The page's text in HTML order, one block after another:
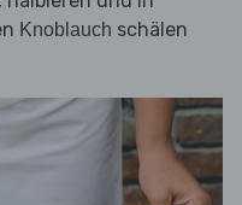
Knoblauch schälen